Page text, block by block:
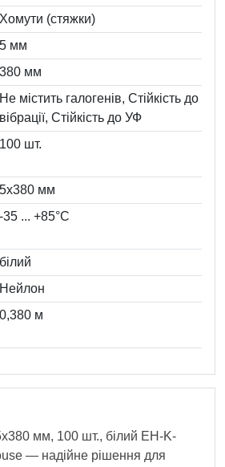
Хомути (стяжки)
5 мм
380 мм
Не містить галогенів, Стійкість до
вібрації, Стійкість до УФ
100 шт.
5х380 мм
-35 ... +85°С
білий
Нейлон
0,380 м
мм, 100 шт., білий EH-K-
— надійне рішення для